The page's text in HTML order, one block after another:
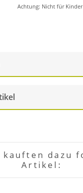
Achtung: Nicht für
kauften dazu
Artikel: